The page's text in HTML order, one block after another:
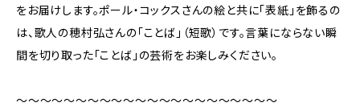
をお届けします。ポール・コックスさんの絵と共に「表紙」を飾るの
は、歌人の穂村弘さんの「ことば」（短歌）です。言葉にならない瞬
間を切り取った「ことば」の芸術をお楽しみください。
〜〜〜〜〜〜〜〜〜〜〜〜〜〜〜〜〜〜〜〜〜〜